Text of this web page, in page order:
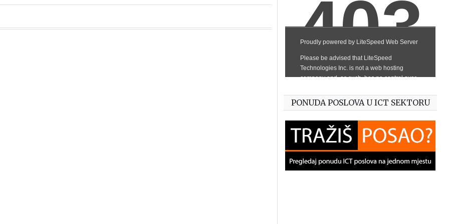
PONUDA POSLOVA U ICT SEKTORU